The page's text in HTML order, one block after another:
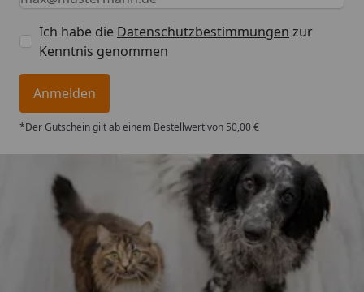
Ich habe die Datenschutzbestimmungen zur
Kenntnis genommen
Anmelden
*Der Gutschein gilt ab einem Bestellwert von 50,00 €
Trusted Shops
/ 5